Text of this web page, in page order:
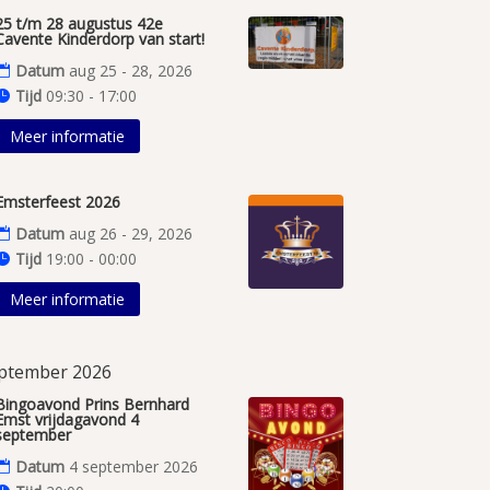
t/m 28 augustus 42e
Kinderdorp van start!
Datum aug 25 - 28, 2026
Tijd 09:30 - 17:00
Meer informatie
2026
Datum aug 26 - 29, 2026
Tijd 19:00 - 00:00
Meer informatie
2026
Prins Bernhard
vrijdagavond 4
Datum 4 september 2026